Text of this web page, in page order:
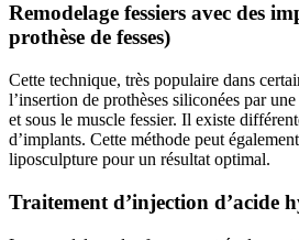
Remodelage fessiers avec des
prothèse de fesses)
Cette technique, très populaire dans
l’insertion de prothèses siliconées par
et sous le muscle fessier. Il existe
d’implants. Cette méthode peut
liposculpture pour un résultat optimal.
Traitement d’injection d’acide